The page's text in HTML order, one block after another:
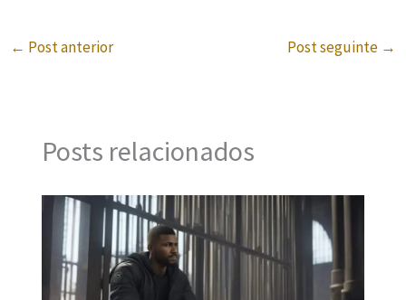
← Post anterior Post seguinte →
Posts relacionados